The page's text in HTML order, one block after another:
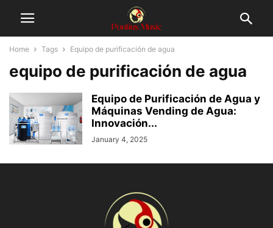
Home Tags Equipo de purificación de agua
equipo de purificación de agua
Equipo de Purificación de Agua y
Máquinas Vending de Agua:
Innovación...
January 4, 2025